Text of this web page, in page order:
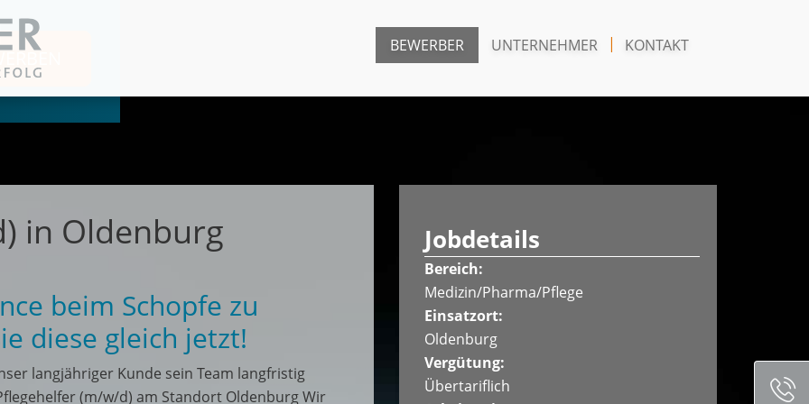
BEWERBER UNTERNEHMER KONTAKT
in Oldenburg
beim Schopfe zu
diese gleich jetzt!
langjähriger Kunde sein Team langfristig
(m/w/d) am Standort Oldenburg Wir
Jobdetails
Bereich:
Medizin/Pharma/Pflege
Einsatzort:
Oldenburg
Vergütung:
Übertariflich